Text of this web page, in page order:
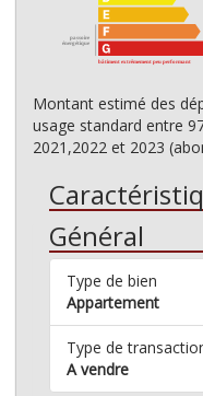
Montant estimé des
usage standard entre
2021,2022 et 2023
Général
Type de bien
Appartement
Type de
A vendre